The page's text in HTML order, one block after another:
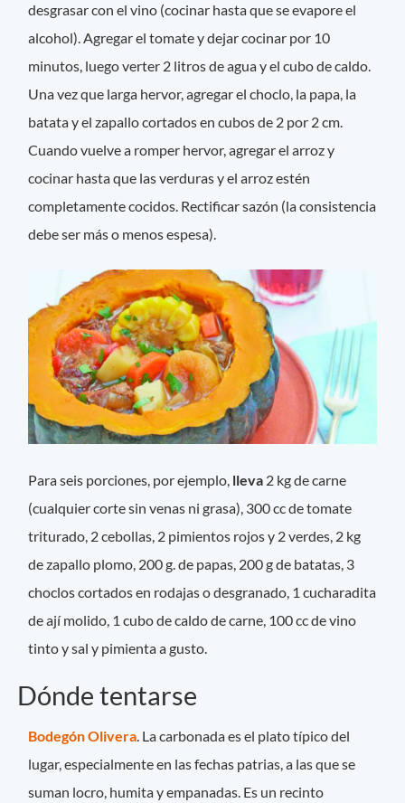
desgrasar con el vino (cocinar hasta que se evapore el
alcohol). Agregar el tomate y dejar cocinar por 10
minutos, luego verter 2 litros de agua y el cubo de caldo.
Una vez que larga hervor, agregar el choclo, la papa, la
batata y el zapallo cortados en cubos de 2 por 2 cm.
Cuando vuelve a romper hervor, agregar el arroz y
cocinar hasta que las verduras y el arroz estén
completamente cocidos. Rectificar sazón (la consistencia
debe ser más o menos espesa).
Para seis porciones, por ejemplo, lleva 2 kg de carne
(cualquier corte sin venas ni grasa), 300 cc de tomate
triturado, 2 cebollas, 2 pimientos rojos y 2 verdes, 2 kg
de zapallo plomo, 200 g. de papas, 200 g de batatas, 3
choclos cortados en rodajas o desgranado, 1 cucharadita
de ají molido, 1 cubo de caldo de carne, 100 cc de vino
tinto y sal y pimienta a gusto.
Dónde tentarse
Bodegón Olivera. La carbonada es el plato típico del
lugar, especialmente en las fechas patrias, a las que se
suman locro, humita y empanadas. Es un recinto